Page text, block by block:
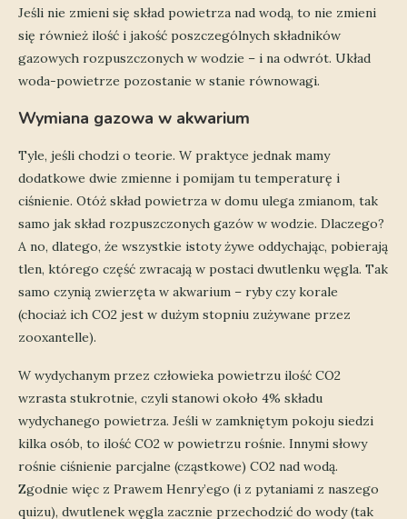
Jeśli nie zmieni się skład powietrza nad wodą, to nie zmieni
się również ilość i jakość poszczególnych składników
gazowych rozpuszczonych w wodzie – i na odwrót. Układ
woda-powietrze pozostanie w stanie równowagi.
Wymiana gazowa w akwarium
Tyle, jeśli chodzi o teorie. W praktyce jednak mamy
dodatkowe dwie zmienne i pomijam tu temperaturę i
ciśnienie. Otóż skład powietrza w domu ulega zmianom, tak
samo jak skład rozpuszczonych gazów w wodzie. Dlaczego?
A no, dlatego, że wszystkie istoty żywe oddychając, pobierają
tlen, którego część zwracają w postaci dwutlenku węgla. Tak
samo czynią zwierzęta w akwarium – ryby czy korale
(chociaż ich CO2 jest w dużym stopniu zużywane przez
zooxantelle).
W wydychanym przez człowieka powietrzu ilość CO2
wzrasta stukrotnie, czyli stanowi około 4% składu
wydychanego powietrza. Jeśli w zamkniętym pokoju siedzi
kilka osób, to ilość CO2 w powietrzu rośnie. Innymi słowy
rośnie ciśnienie parcjalne (cząstkowe) CO2 nad wodą.
Zgodnie więc z Prawem Henry’ego (i z pytaniami z naszego
quizu), dwutlenek węgla zacznie przechodzić do wody (tak